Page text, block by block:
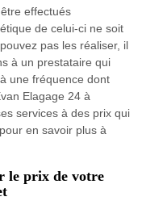
effectués
de celui-ci ne soit
pas les réaliser, il
à un prestataire qui
une fréquence dont
Elagage 24 à
services à des prix qui
en savoir plus à
le prix de votre